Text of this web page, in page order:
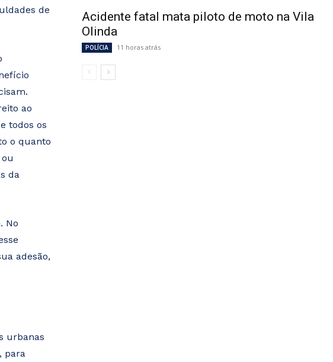
de
ao
todos os
o quanto
da
No
adesão,
urbanas
para
Acidente fatal mata piloto de moto na Vila
Olinda
POLÍCIA 11 horas atrás